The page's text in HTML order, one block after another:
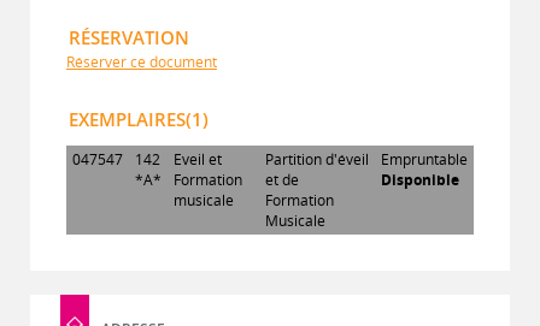
RÉSERVATION
Réserver ce document
EXEMPLAIRES(1)
047547
142
*A*
Eveil et
Formation
musicale
Partition d'éveil
et de
Formation
Musicale
Empruntable
Disponible